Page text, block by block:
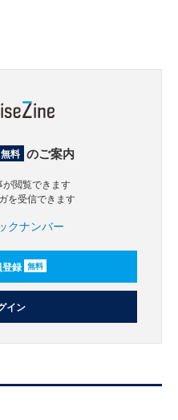
無料 のご案内
が閲覧できます
を受信できます
クナンバー
登録 無料
イン